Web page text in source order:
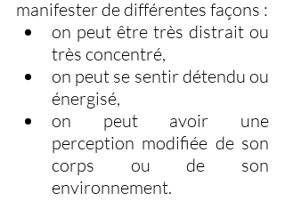
on peut être très distrait ou
très concentré,
on peut se sentir détendu ou
énergisé,
on peut avoir une
perception modifiée de son
corps ou de son
environnement.